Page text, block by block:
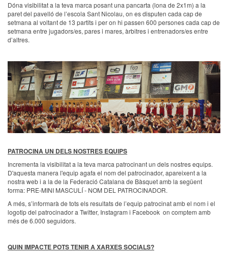
Dóna visibilitat a la teva marca posant una pancarta (lona de 2x1m) a la
paret del pavelló de l’escola Sant Nicolau, on es disputen cada cap de
setmana al voltant de 13 partits i per on hi passen 600 persones cada cap de
setmana entre jugadors/es, pares i mares, àrbitres i entrenadors/es entre
d’altres.
PATROCINA UN DELS NOSTRES EQUIPS
Incrementa la visibilitat a la teva marca patrocinant un dels nostres equips.
D'aquesta manera l'equip agafa el nom del patrocinador, apareixent a la
nostra web i a la de la Federació Catalana de Bàsquet amb la següent
forma: PRE-MINI MASCULÍ - NOM DEL PATROCINADOR.
A més, s’informarà de tots els resultats de l’equip patrocinat amb el nom i el
logotip del patrocinador a Twitter, Instagram i Facebook on comptem amb
més de 6.000 seguidors.
QUIN IMPACTE POTS TENIR A XARXES SOCIALS?